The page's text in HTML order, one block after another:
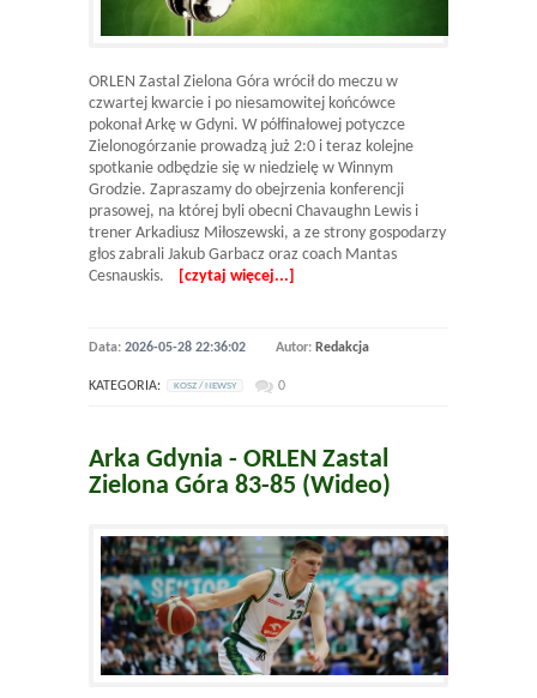
ORLEN Zastal Zielona Góra wrócił do meczu w
czwartej kwarcie i po niesamowitej końcówce
pokonał Arkę w Gdyni. W półfinałowej potyczce
Zielonogórzanie prowadzą już 2:0 i teraz kolejne
spotkanie odbędzie się w niedzielę w Winnym
Grodzie. Zapraszamy do obejrzenia konferencji
prasowej, na której byli obecni Chavaughn Lewis i
trener Arkadiusz Miłoszewski, a ze strony gospodarzy
głos zabrali Jakub Garbacz oraz coach Mantas
Cesnauskis.
[czytaj więcej...]
Data: 2026-05-28 22:36:02 Autor: Redakcja
KATEGORIA: KOSZ / NEWSY 0
Arka Gdynia - ORLEN Zastal
Zielona Góra 83-85 (Wideo)